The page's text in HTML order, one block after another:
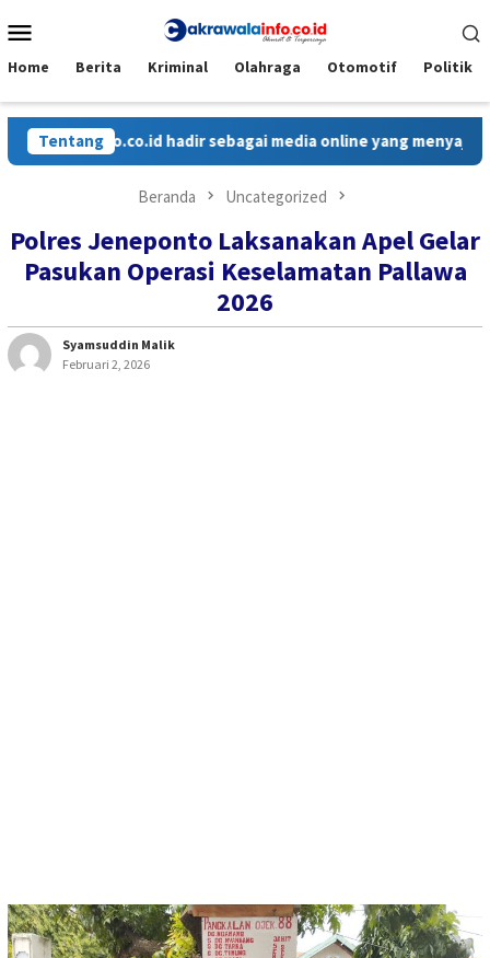
ke
Mobile
Home Berita Kriminal Olahraga Otomotif Politik
Tentanghadir sebagai media online yang menyajikan
Beranda Uncategorized
Polres Jeneponto Laksanakan Apel Gelar
Pasukan Operasi Keselamatan Pallawa
2026
Syamsuddin Malik
Februari 2, 2026